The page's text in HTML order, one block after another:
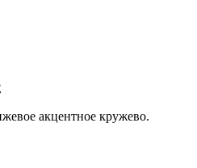
акцентное кружево.